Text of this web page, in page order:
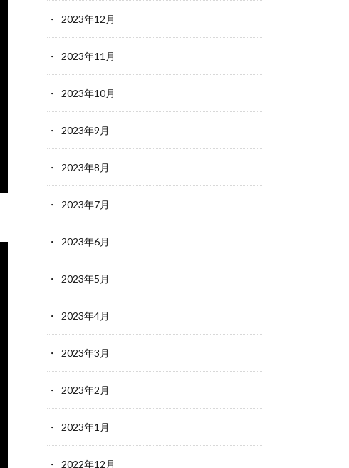
2023年12月
2023年11月
2023年10月
2023年9月
2023年8月
2023年7月
2023年6月
2023年5月
2023年4月
2023年3月
2023年2月
2023年1月
2022年12月